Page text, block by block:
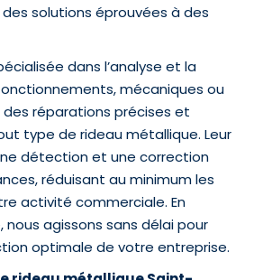
solutions éprouvées à des
dans l’analyse et la
mécaniques ou
réparations précises et
type de rideau métallique. Leur
détection et une correction
réduisant au minimum les
activité commerciale. En
nous agissons sans délai pour
optimale de votre entreprise.